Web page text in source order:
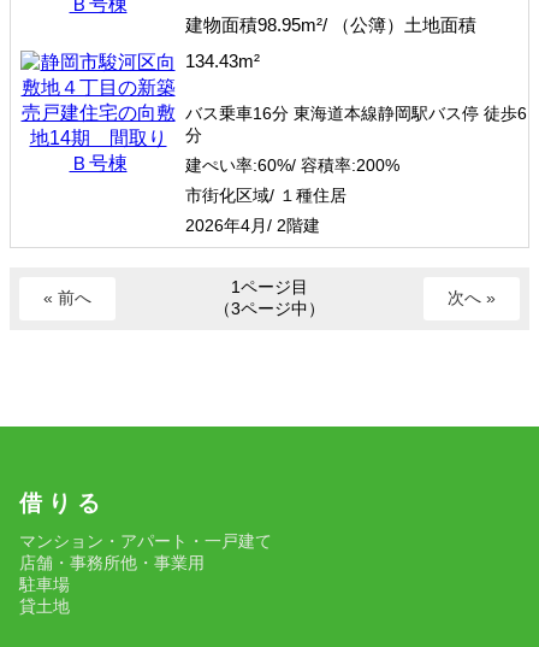
建物面積98.95m²/ （公簿）土地面積
134.43m²
バス乗車16分 東海道本線静岡駅バス停 徒歩6
分
建ぺい率:60%/ 容積率:200%
市街化区域/ １種住居
2026年4月/ 2階建
« 前へ
1ページ目
（3ページ中）
次へ »
借 り る
マンション・アパート・一戸建て
店舗・事務所他・事業用
駐車場
貸土地